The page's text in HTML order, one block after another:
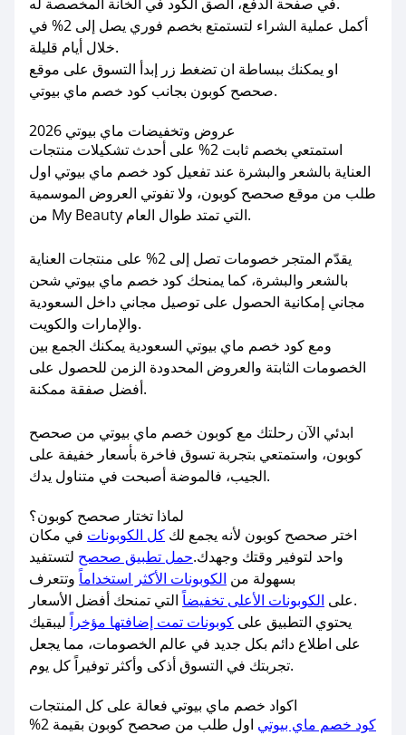
أكمل عملية الشراء لتستمتع بخصم فوري يصل إلى 2% في
خلال أيام قليلة.
او يمكنك ببساطة ان تضغط زر إبدأ التسوق على موقع
صحصح كوبون بجانب كود خصم ماي بيوتي.
عروض وتخفيضات ماي بيوتي 2026
استمتعي بخصم ثابت 2% على أحدث تشكيلات منتجات
العناية بالشعر والبشرة عند تفعيل كود خصم ماي بيوتي اول
طلب من موقع صحصح كوبون، ولا تفوتي العروض الموسمية
من My Beauty التي تمتد طوال العام.
يقدّم المتجر خصومات تصل إلى 2% على منتجات العناية
بالشعر والبشرة، كما يمنحك كود خصم ماي بيوتي شحن
مجاني إمكانية الحصول على توصيل مجاني داخل السعودية
والإمارات والكويت.
ومع كود خصم ماي بيوتي السعودية يمكنك الجمع بين
الخصومات الثابتة والعروض المحدودة الزمن للحصول على
أفضل صفقة ممكنة.
ابدئي الآن رحلتك مع كوبون خصم ماي بيوتي من صحصح
كوبون، واستمتعي بتجربة تسوق فاخرة بأسعار خفيفة على
الجيب، فالموضة أصبحت في متناول يدك.
لماذا تختار صحصح كوبون؟
اختر صحصح كوبون لأنه يجمع لك كل الكوبونات في مكان
واحد لتوفير وقتك وجهدك.حمل تطبيق صحصح لتستفيد
بسهولة من الكوبونات الأكثر استخداماًوتتعرف
على الكوبونات الأعلى تخفيضاً
التي تمنحك أفضل الأسعار.
يحتوي التطبيق على كوبونات تمت إضافتها مؤخراًليبقيك
على اطلاع دائم بكل جديد في عالم الخصومات، مما يجعل
تجربتك في التسوق أذكى وأكثر توفيراً كل يوم.
اكواد خصم ماي بيوتي فعالة على كل المنتجات
كود خصم ماي بيوتي
اول طلب من صحصح كوبون بقيمة 2%